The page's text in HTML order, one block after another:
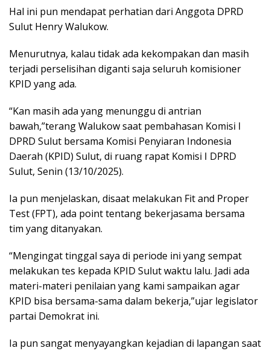
Hal ini pun mendapat perhatian dari Anggota DPRD
Sulut Henry Walukow.
Menurutnya, kalau tidak ada kekompakan dan masih
terjadi perselisihan diganti saja seluruh komisioner
KPID yang ada.
“Kan masih ada yang menunggu di antrian
bawah,”terang Walukow saat pembahasan Komisi I
DPRD Sulut bersama Komisi Penyiaran Indonesia
Daerah (KPID) Sulut, di ruang rapat Komisi I DPRD
Sulut, Senin (13/10/2025).
Ia pun menjelaskan, disaat melakukan Fit and Proper
Test (FPT), ada point tentang bekerjasama bersama
tim yang ditanyakan.
“Mengingat tinggal saya di periode ini yang sempat
melakukan tes kepada KPID Sulut waktu lalu. Jadi ada
materi-materi penilaian yang kami sampaikan agar
KPID bisa bersama-sama dalam bekerja,”ujar legislator
partai Demokrat ini.
Ia pun sangat menyayangkan kejadian di lapangan saat